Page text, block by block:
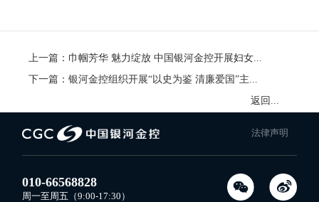
上一篇： 巾帼芳华 魅力绽放 中国银河金控开展妇女节插花活动
下一篇：银河金控组织开展“以史为鉴 清廉爱国”主题参观学习活动
返回列表
法律声明
010-66568828
周一至周五（9:00-17:30）